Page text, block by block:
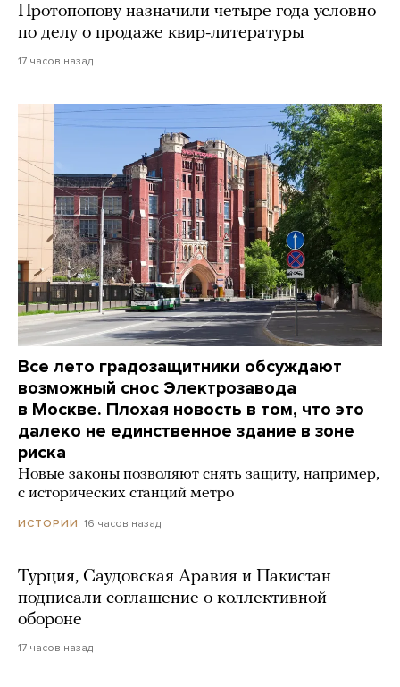
Протопопову назначили четыре года условно
по делу о продаже квир-литературы
17 часов назад
Все лето градозащитники обсуждают
возможный снос Электрозавода
в Москве. Плохая новость в том, что это
далеко не единственное здание в зоне
риска
Новые законы позволяют снять защиту, например,
с исторических станций метро
ИСТОРИИ 16 часов назад
Турция, Саудовская Аравия и Пакистан
подписали соглашение о коллективной
обороне
17 часов назад